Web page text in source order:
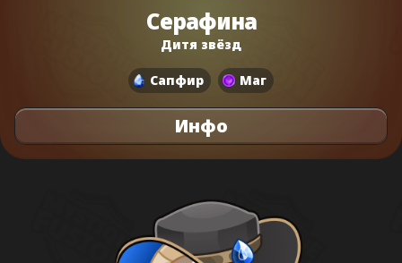
Серафина
Дитя звёзд
Сапфир Маг
Инфо